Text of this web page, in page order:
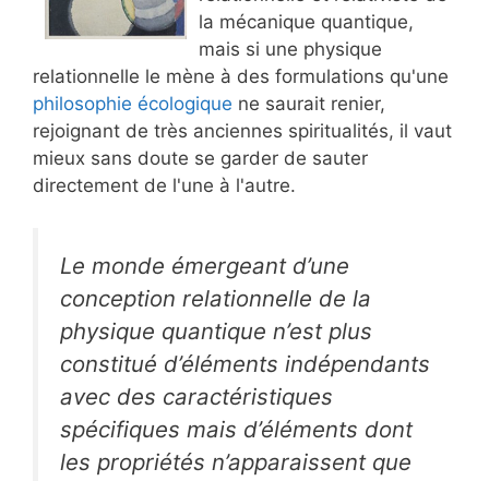
la mécanique quantique,
mais si une physique
relationnelle le mène à des formulations qu'une
philosophie écologique ne saurait renier,
rejoignant de très anciennes spiritualités, il vaut
mieux sans doute se garder de sauter
directement de l'une à l'autre.
Le monde émergeant d’une
conception relationnelle de la
physique quantique n’est plus
constitué d’éléments indépendants
avec des caractéristiques
spécifiques mais d’éléments dont
les propriétés n’apparaissent que